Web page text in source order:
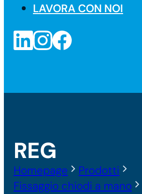
LAVORA CON NOI
REG
Homepage
Prodotti
Fissaggio chiodi a mano